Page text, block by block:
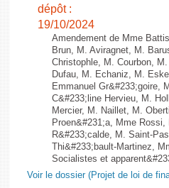
dépôt :
19/10/2024
Amendement de Mme
Brun, M. Aviragnet, M.
Christophle, M. Courbon,
Dufau, M. Echaniz, M.
Emmanuel Gr&#233;goire,
C&#233;line Hervieu, M.
Mercier, M. Naillet, M.
Proen&#231;a, Mme
R&#233;calde, M. Saint-
Thi&#233;bault-Martinez,
Socialistes et
Voir le dossier (Projet de loi de